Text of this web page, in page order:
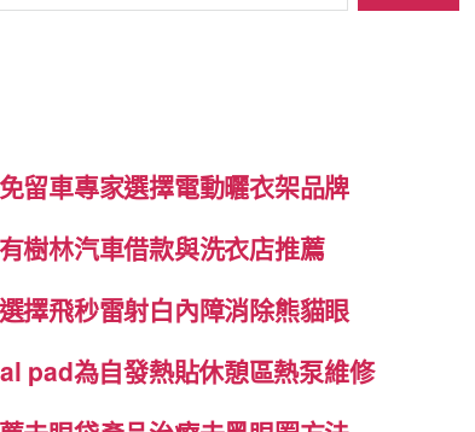
留車專家選擇電動曬衣架品牌
樹林汽車借款與洗衣店推薦
擇飛秒雷射白內障消除熊貓眼
pad為自發熱貼休憩區熱泵維修